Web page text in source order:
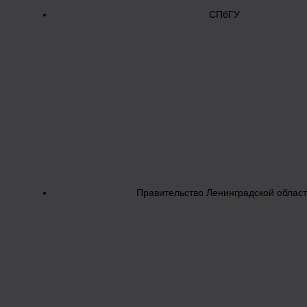
СПбГУ
Правительство Ленинградской